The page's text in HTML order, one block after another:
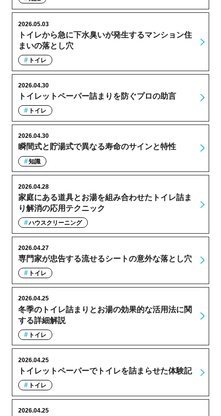
トイレから急に下水臭いが発生するマンション住
まいの落とし穴
2026.05.03
トイレ
トイレットペーパー詰まりを防ぐプロの助言
2026.04.30
トイレ
瞬間式と貯湯式で異なる寿命のサインと特性
2026.04.30
知識
家庭にある道具とお湯を組み合わせたトイレ詰ま
り解消の応用テクニック
2026.04.28
ハウスクリーニング
専門家が忠告する流せるシートの意外な落とし穴
2026.04.27
トイレ
冬季のトイレ詰まりとお湯の効果的な活用法に関
する詳細解説
2026.04.25
トイレ
トイレットペーパーでトイレを詰まらせた体験記
2026.04.25
トイレ
2026.04.25